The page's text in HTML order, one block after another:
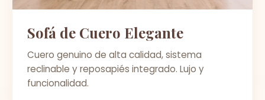
Sofá de Cuero Elegante
Cuero genuino de alta calidad, sistema
reclinable y reposapiés integrado. Lujo y
funcionalidad.